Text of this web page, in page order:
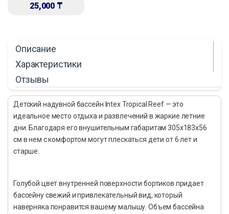
25,000 ₸
Описание
Характеристики
Отзывы
Детский надувной бассейн Intex Tropical Reef — это
идеальное место отдыха и развлечений в жаркие летние
дни. Благодаря его внушительным габаритам 305х183х56
см в нем с комфортом могут плескаться дети от 6 лет и
старше.
Голубой цвет внутренней поверхности бортиков придает
бассейну свежий и привлекательный вид, который
наверняка понравится вашему малышу. Объем бассейна